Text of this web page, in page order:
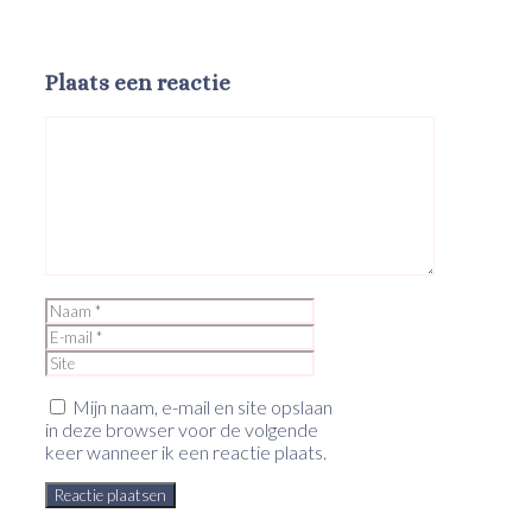
Plaats een reactie
Naam
mail
Mijn naam, e-mail en site opslaan
in deze browser voor de volgende
keer wanneer ik een reactie plaats.